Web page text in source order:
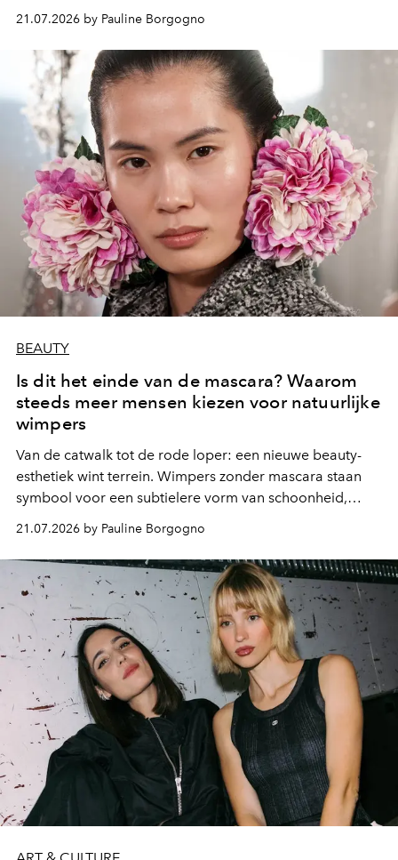
kijker met twee gastronomische creaties.
21.07.2026 by Pauline Borgogno
BEAUTY
Is dit het einde van de mascara? Waarom
steeds meer mensen kiezen voor natuurlijke
wimpers
Van de catwalk tot de rode loper: een nieuwe beauty-
esthetiek wint terrein. Wimpers zonder mascara staan
symbool voor een subtielere vorm van schoonheid,
waarin zelfvertrouwen belangrijker is dan een overvloed
aan make-up.
21.07.2026 by Pauline Borgogno